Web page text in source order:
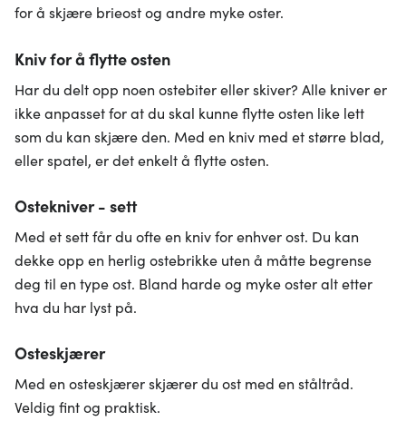
for å skjære brieost og andre myke oster.
Kniv for å flytte osten
Har du delt opp noen ostebiter eller skiver? Alle kniver er
ikke anpasset for at du skal kunne flytte osten like lett
som du kan skjære den. Med en kniv med et større blad,
eller spatel, er det enkelt å flytte osten.
Ostekniver - sett
Med et sett får du ofte en kniv for enhver ost. Du kan
dekke opp en herlig ostebrikke uten å måtte begrense
deg til en type ost. Bland harde og myke oster alt etter
hva du har lyst på.
Osteskjærer
Med en osteskjærer skjærer du ost med en ståltråd.
Veldig fint og praktisk.